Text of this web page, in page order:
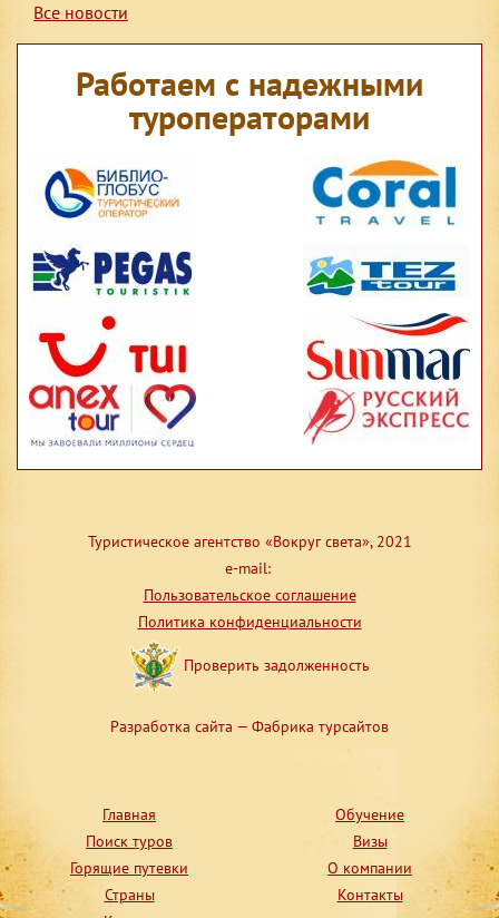
Все новости
Работаем с надежными
туроператорами
Туристическое агентство «Вокруг света», 2021
e-mail:
Пользовательское соглашение
Политика конфиденциальности
Проверить задолженность
Разработка сайта — Фабрика турсайтов
Главная
Поиск туров
Горящие путевки
Страны
Обучение
Визы
О компании
Контакты